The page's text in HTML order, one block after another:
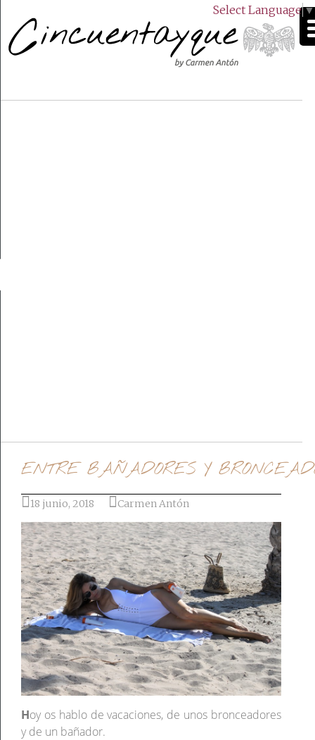
Select Language▼
ENTRE BAÑADORES Y
18 junio, 2018 Carmen Antón
Hoy os hablo de vacaciones, de unos bronceadores
y de un bañador.